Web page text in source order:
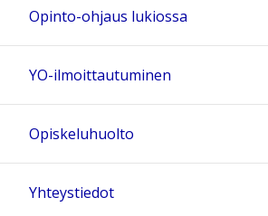
Opinto-ohjaus lukiossa
YO-ilmoittautuminen
Opiskeluhuolto
Yhteystiedot